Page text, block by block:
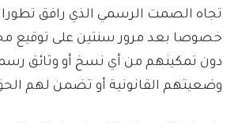
تجاه الصمت الرسمي الذي رافق
خصوصا بعد مرور سنتين على توقيع
دون تمكينهم من أي نسخ أو وثائق
وضعيتهم القانونية أو تضمن لهم